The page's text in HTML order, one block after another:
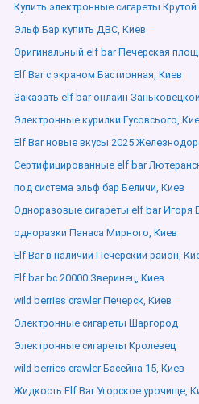
Купить электронные сигареты Крутой
Эльф Бар купить ДВС, Киев
Оригинальный elf bar Печерская
Elf Bar с экраном Бастионная, Киев
Заказать elf bar онлайн
Электронные курилки Гусовсього,
Elf Bar новые вкусы 2025
Сертифицированные elf bar
под система эльф бар Беличи, Киев
Одноразовые сигареты elf bar Игоря
одноразки Панаса Мирного, Киев
Elf Bar в наличии Печерский район,
Elf bar bc 20000 Зверинец, Киев
wild berries crawler Печерск, Киев
Электронные сигареты Шаргород
Электронные сигареты Кролевец
wild berries crawler Басейна 15, Киев
Жидкость Elf Bar Угорское урочище,